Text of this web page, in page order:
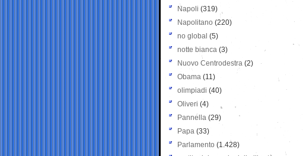
Napoli (319)
Napolitano (220)
no global (5)
notte bianca (3)
Nuovo Centrodestra (2)
Obama (11)
olimpiadi (40)
Oliveri (4)
Pannella (29)
Papa (33)
Parlamento (1.428)